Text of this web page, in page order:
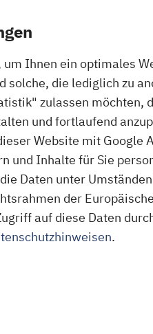
Fenster
Ihnen ein optimales
solche, die lediglich zu
zulassen
und fortlaufend
Website mit Google
und Inhalte für Sie
Daten unter
der
auf diese Daten
.